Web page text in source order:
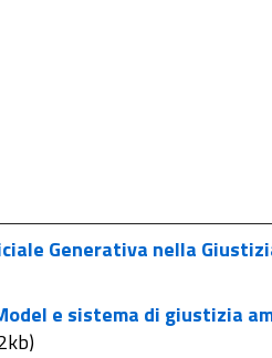
Generativa nella
e sistema di giustizia